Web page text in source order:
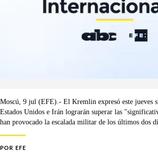
Moscú, 9 jul (EFE).- El Kremlin expresó este jueves
Estados Unidos e Irán lograrán superar las
han provocado la escalada militar de los últimos dos
POR EFE